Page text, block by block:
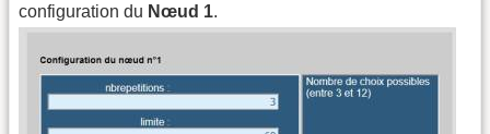
configuration du Nœud 1.